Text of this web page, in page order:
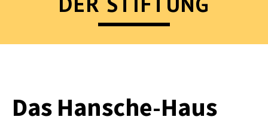
Das Hansche-Haus